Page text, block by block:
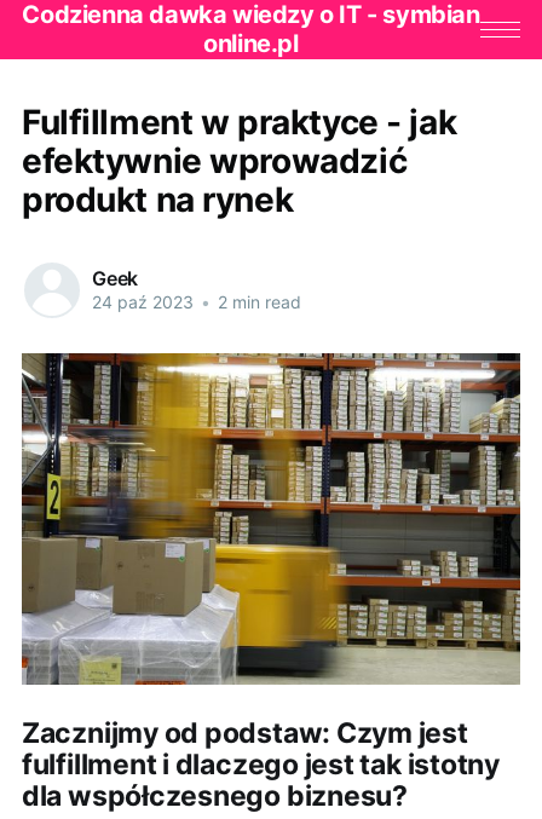
Codzienna dawka wiedzy o IT - symbian
online.pl
Fulfillment w praktyce - jak
efektywnie wprowadzić
produkt na rynek
Geek
24 paź 2023 • 2 min read
Zacznijmy od podstaw: Czym jest
fulfillment i dlaczego jest tak istotny
dla współczesnego biznesu?